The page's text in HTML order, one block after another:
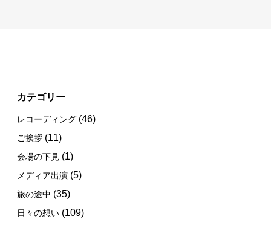
カテゴリー
レコーディング (46)
ご挨拶 (11)
会場の下見 (1)
メディア出演 (5)
旅の途中 (35)
日々の想い (109)